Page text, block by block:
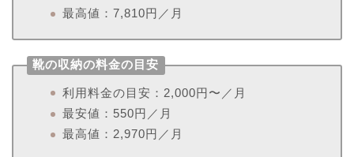
最高値：7,810円／月
靴の収納の料金の目安
利用料金の目安：2,000円〜／月
最安値：550円／月
最高値：2,970円／月